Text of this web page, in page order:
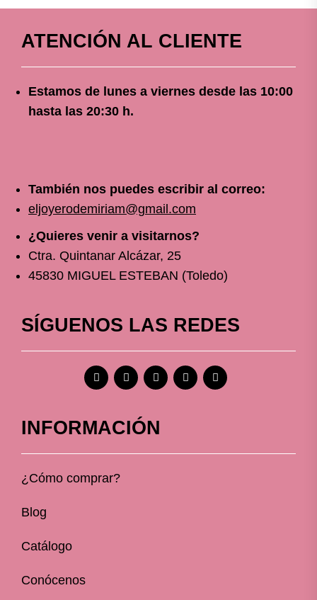
ATENCIÓN AL CLIENTE
Estamos de lunes a viernes desde las 10:00
hasta las 20:30 h.
También nos puedes escribir al correo:
eljoyerodemiriam@gmail.com
¿Quieres venir a visitarnos?
Ctra. Quintanar Alcázar, 25
45830 MIGUEL ESTEBAN (Toledo)
SÍGUENOS LAS REDES
INFORMACIÓN
¿Cómo comprar?
Blog
Catálogo
Conócenos